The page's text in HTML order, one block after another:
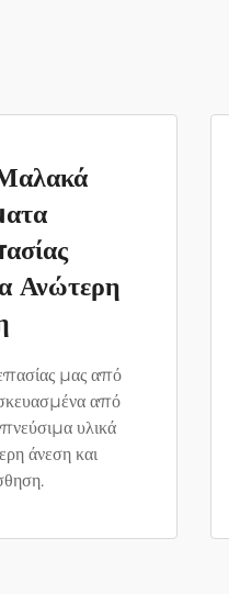
Ανώτερη
μας από
από
υλικά
άνεση και